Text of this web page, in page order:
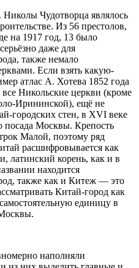
Чудотворца являлось
Из 56 престолов,
на 1917 год, 13 было
даже для
также немало
Если взять какую-
атлас А. Хотева 1852 года
Никольские церкви (кроме
Ирининской), ещё не
городских стен, в XVI веке
посада Москвы. Крепость
Малой, поэтому ряд
расшифровывается как
латинский корень, как и в
находится
также как и Китеж — это
Китай-город как
единицу в
наполняли